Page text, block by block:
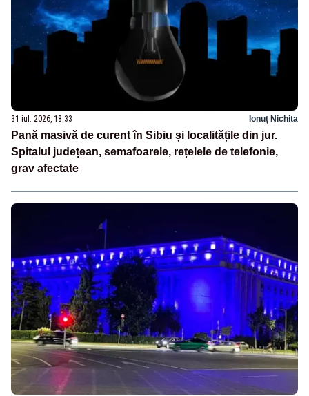
31 iul. 2026, 18:33 Ionuț Nichita
Pană masivă de curent în Sibiu și localitățile din jur.
Spitalul județean, semafoarele, rețelele de telefonie,
grav afectate